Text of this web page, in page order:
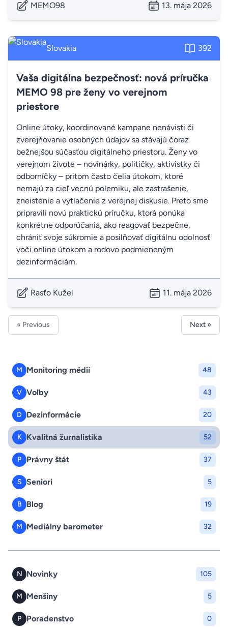
M Monitoring médií 48
V Voľby 43
D Dezinformácie 20
K Kvalitná žurnalistika 52
P Právny štát 37
S Seniori 5
B Blog 19
M Mediálny barometer 32
N Novinky 105
M Menšiny 5
P Poradenstvo 0
MEMO98 13. mája 2026
Slovakia 392
Vaša digitálna bezpečnosť: nová príručka
MEMO 98 pre ženy vo verejnom
priestore
Online útoky, koordinované kampane nenávisti či
zverejňovanie osobných údajov sa stávajú čoraz
bežnejšou súčasťou digitálneho priestoru. Ženy vo
verejnom živote – novinárky, političky, aktivistky či
odborníčky – pritom často čelia útokom, ktoré
nemajú za cieľ vecnú polemiku, ale zastrašenie,
zneistenie a vytlačenie z verejnej diskusie. Preto sme
pripravili novú praktickú príručku, ktorá ponúka
konkrétne odporúčania, ako reagovať bezpečne,
chrániť svoje súkromie a posilňovať digitálnu odolnosť
voči online útokom a rodovo podmieneným
dezinformáciám.
Rasťo Kužel 11. mája 2026
« Previous Next »